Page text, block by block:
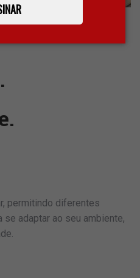
permitindo diferentes
se adaptar ao seu ambiente,